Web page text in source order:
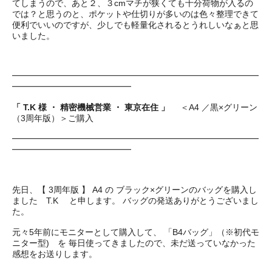
てしまうので、あと２、３cmマチが狭くても十分荷物が入るの
では？と思うのと、ポケットや仕切りが多いのは色々整理できて
便利でいいのですが、少しでも軽量化されるとうれしいなぁと思
いました。
━━━━━━━━━━━━━━━━━━━━━━━━━━━━━
━━━━━━━━━━━━━━
「 T.K 様 ・ 精密機械営業 ・ 東京在住 」
＜A4 ／黒×グリーン
（3周年版）＞ご購入
━━━━━━━━━━━━━━━━━━━━━━━━━━━━━
━━━━━━━━━━━━━━
先日、【 3周年版 】 A4 の ブラック×グリーンのバッグを購入し
ました T.K と申します。 バッグの発送ありがとうございまし
た。
元々5年前にモニターとして購入して、 「B4バッグ」（※初代モ
ニター型) を 毎日使ってきましたので、未だ送っていなかった
感想をお送りします。